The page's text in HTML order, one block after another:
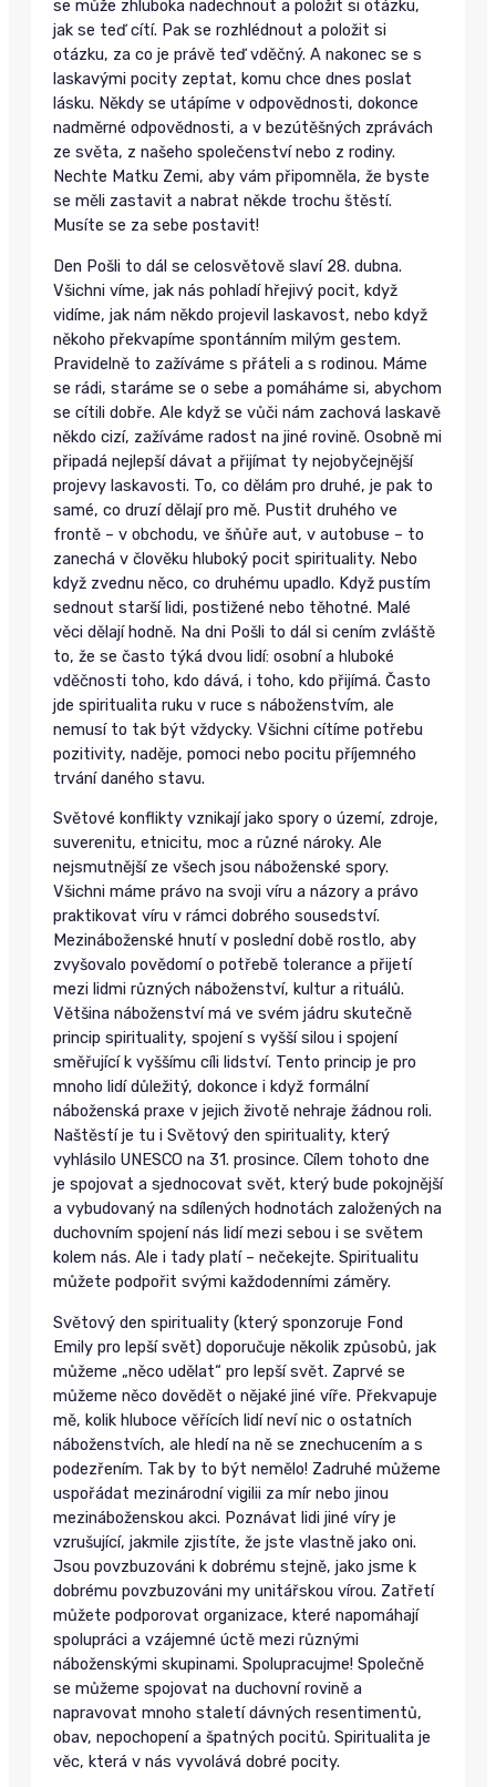
se může zhluboka nadechnout a položit si otázku,
jak se teď cítí. Pak se rozhlédnout a položit si
otázku, za co je právě teď vděčný. A nakonec se s
laskavými pocity zeptat, komu chce dnes poslat
lásku. Někdy se utápíme v odpovědnosti, dokonce
nadměrné odpovědnosti, a v bezútěšných zprávách
ze světa, z našeho společenství nebo z rodiny.
Nechte Matku Zemi, aby vám připomněla, že byste
se měli zastavit a nabrat někde trochu štěstí.
Musíte se za sebe postavit!
Den Pošli to dál se celosvětově slaví 28. dubna.
Všichni víme, jak nás pohladí hřejivý pocit, když
vidíme, jak nám někdo projevil laskavost, nebo když
někoho překvapíme spontánním milým gestem.
Pravidelně to zažíváme s přáteli a s rodinou. Máme
se rádi, staráme se o sebe a pomáháme si, abychom
se cítili dobře. Ale když se vůči nám zachová laskavě
někdo cizí, zažíváme radost na jiné rovině. Osobně mi
připadá nejlepší dávat a přijímat ty nejobyčejnější
projevy laskavosti. To, co dělám pro druhé, je pak to
samé, co druzí dělají pro mě. Pustit druhého ve
frontě – v obchodu, ve šňůře aut, v autobuse – to
zanechá v člověku hluboký pocit spirituality. Nebo
když zvednu něco, co druhému upadlo. Když pustím
sednout starší lidi, postižené nebo těhotné. Malé
věci dělají hodně. Na dni Pošli to dál si cením zvláště
to, že se často týká dvou lidí: osobní a hluboké
vděčnosti toho, kdo dává, i toho, kdo přijímá. Často
jde spiritualita ruku v ruce s náboženstvím, ale
nemusí to tak být vždycky. Všichni cítíme potřebu
pozitivity, naděje, pomoci nebo pocitu příjemného
trvání daného stavu.
Světové konflikty vznikají jako spory o území, zdroje,
suverenitu, etnicitu, moc a různé nároky. Ale
nejsmutnější ze všech jsou náboženské spory.
Všichni máme právo na svoji víru a názory a právo
praktikovat víru v rámci dobrého sousedství.
Mezináboženské hnutí v poslední době rostlo, aby
zvyšovalo povědomí o potřebě tolerance a přijetí
mezi lidmi různých náboženství, kultur a rituálů.
Většina náboženství má ve svém jádru skutečně
princip spirituality, spojení s vyšší silou i spojení
směřující k vyššímu cíli lidství. Tento princip je pro
mnoho lidí důležitý, dokonce i když formální
náboženská praxe v jejich životě nehraje žádnou roli.
Naštěstí je tu i Světový den spirituality, který
vyhlásilo UNESCO na 31. prosince. Cílem tohoto dne
je spojovat a sjednocovat svět, který bude pokojnější
a vybudovaný na sdílených hodnotách založených na
duchovním spojení nás lidí mezi sebou i se světem
kolem nás. Ale i tady platí – nečekejte. Spiritualitu
můžete podpořit svými každodenními záměry.
Světový den spirituality (který sponzoruje Fond
Emily pro lepší svět) doporučuje několik způsobů, jak
můžeme „něco udělat“ pro lepší svět. Zaprvé se
můžeme něco dovědět o nějaké jiné víře. Překvapuje
mě, kolik hluboce věřících lidí neví nic o ostatních
náboženstvích, ale hledí na ně se znechucením a s
podezřením. Tak by to být nemělo! Zadruhé můžeme
uspořádat mezinárodní vigilii za mír nebo jinou
mezináboženskou akci. Poznávat lidi jiné víry je
vzrušující, jakmile zjistíte, že jste vlastně jako oni.
Jsou povzbuzováni k dobrému stejně, jako jsme k
dobrému povzbuzováni my unitářskou vírou. Zatřetí
můžete podporovat organizace, které napomáhají
spolupráci a vzájemné úctě mezi různými
náboženskými skupinami. Spolupracujme! Společně
se můžeme spojovat na duchovní rovině a
napravovat mnoho staletí dávných resentimentů,
obav, nepochopení a špatných pocitů. Spiritualita je
věc, která v nás vyvolává dobré pocity.